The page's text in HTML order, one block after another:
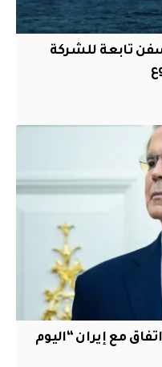
أبوظبي: استهداف 3 سفن تابعة للشركة
مع إيران “اليوم